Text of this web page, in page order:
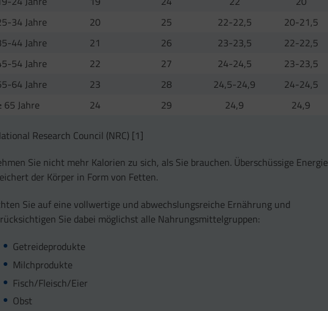
34 Jahre
20 25 22-22,5
20-21,5
44 Jahre
21 26 23-23,5
22-22,5
54 Jahre
22 27 24-24,5
23-23,5
64 Jahre
23 28 24,5-24,9
24-24,5
65 Jahre
24 29 24,9 24,9
Research Council (NRC) [1]
Sie nicht mehr Kalorien zu sich, als Sie brauchen. Überschüssige Energie
der Körper in Form von Fetten.
Sie auf eine vollwertige und abwechslungsreiche Ernährung und
Sie dabei möglichst alle Nahrungsmittelgruppen:
Getreideprodukte
Milchprodukte
Fisch/Fleisch/Eier
Obst